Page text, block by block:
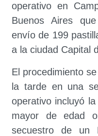
operativo en
Buenos Aires
envío de 199
a la ciudad Capital
El procedimiento
la tarde en una
operativo incluyó
mayor de edad
secuestro de un